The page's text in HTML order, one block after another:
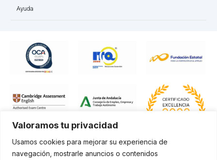
Valoramos tu privacidad
Usamos cookies para mejorar su experiencia de
navegación, mostrarle anuncios o contenidos
Ayuda